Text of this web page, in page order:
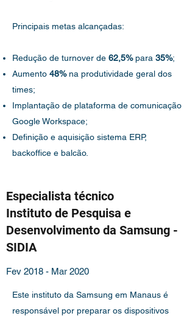
Principais metas alcançadas:
Redução de turnover de 62,5%para 35%;
Aumento 48%na produtividade geral dos
times;
Implantação de plataforma de comunicação
Google Workspace;
Definição e aquisição sistema ERP,
backoffice e balcão.
Especialista técnico
Instituto de Pesquisa e
Desenvolvimento da Samsung -
SIDIA
Fev 2018 - Mar 2020
Este instituto da Samsung em Manaus é
responsável por preparar os dispositivos